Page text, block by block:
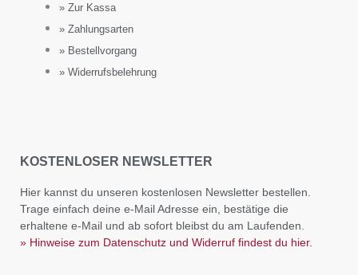
» Zur Kassa
» Zahlungsarten
» Bestellvorgang
» Widerrufsbelehrung
KOSTENLOSER NEWSLETTER
Hier kannst du unseren kostenlosen Newsletter bestellen.
Trage einfach deine e-Mail Adresse ein, bestätige die
erhaltene e-Mail und ab sofort bleibst du am Laufenden.
» Hinweise zum Datenschutz und Widerruf findest du hier.